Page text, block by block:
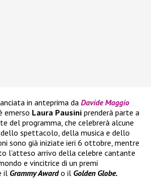
in anteprima da Davide Maggio
emerso Laura Pausini prenderà parte a
del programma, che celebrerà alcune
spettacolo, della musica e dello
sono già iniziate ieri 6 ottobre, mentre
l’atteso arrivo della celebre cantante
e vincitrice di un premi
il Grammy Awardo il Golden Globe.